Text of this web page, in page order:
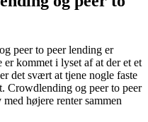
peer to peer lending er
er kommet i lyset af at der et et
det svært at tjene nogle faste
Crowdlending og peer to peer
højere renter sammen